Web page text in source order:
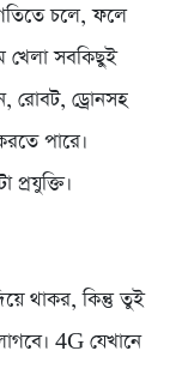
চলে, ফলে
খেলা সবকিছুই
রোবট, ড্রোনসহ
পারে।
থাকর, কিন্তু তুই
4G যেখানে